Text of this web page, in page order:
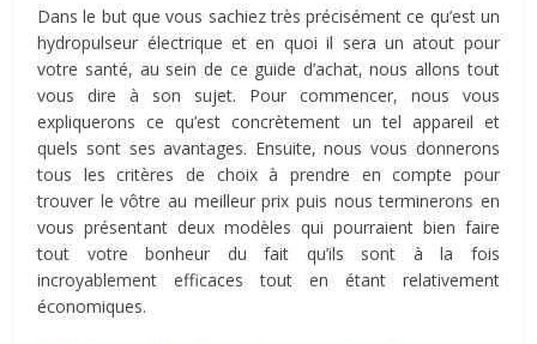
Dans le but que vous sachiez très précisément ce qu’est un
hydropulseur électrique et en quoi il sera un atout pour
votre santé, au sein de ce guide d’achat, nous allons tout
vous dire à son sujet. Pour commencer, nous vous
expliquerons ce qu’est concrètement un tel appareil et
quels sont ses avantages. Ensuite, nous vous donnerons
tous les critères de choix à prendre en compte pour
trouver le vôtre au meilleur prix puis nous terminerons en
vous présentant deux modèles qui pourraient bien faire
tout votre bonheur du fait qu’ils sont à la fois
incroyablement efficaces tout en étant relativement
économiques.